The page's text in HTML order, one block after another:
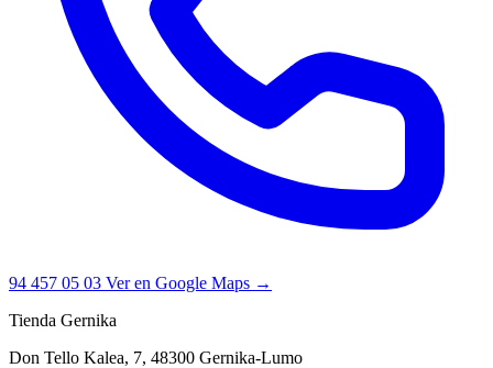
94 457 05 03 Ver en Google Maps →
Tienda Gernika
Don Tello Kalea, 7, 48300 Gernika-Lumo